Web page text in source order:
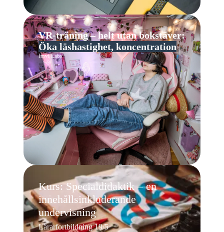
VR-träning – helt utan bokstäver:
Öka läshastighet, koncentration
Imvi Labs
Kurs: Specialdidaktik – en
innehållsinkluderande
undervisning
Lärarfortbildning 19/5